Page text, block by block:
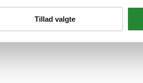
Tillad valgte